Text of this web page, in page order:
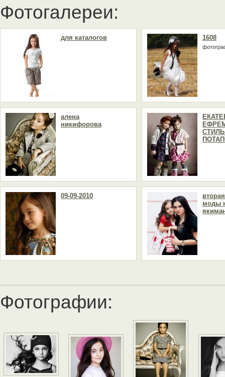
Фотогалереи:
для каталогов 1608
алена
никифорова
09-09-2010
моды
Фотографии: